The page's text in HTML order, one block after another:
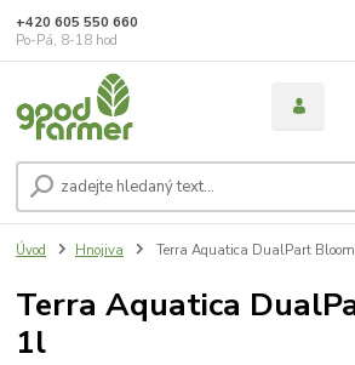
+420 605 550 660
Po-Pá, 8-18 hod
Úvod Hnojiva Terra Aquatica DualPart
Terra Aquatica
1l